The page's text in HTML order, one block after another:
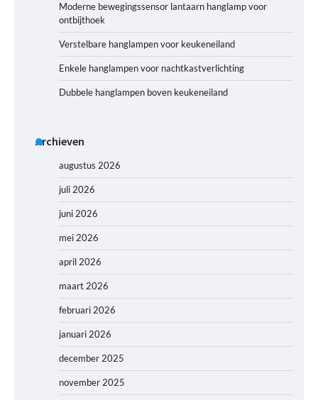
Moderne bewegingssensor lantaarn hanglamp voor
ontbijthoek
Verstelbare hanglampen voor keukeneiland
Enkele hanglampen voor nachtkastverlichting
Dubbele hanglampen boven keukeneiland
Archieven
augustus 2026
juli 2026
juni 2026
mei 2026
april 2026
maart 2026
februari 2026
januari 2026
december 2025
november 2025